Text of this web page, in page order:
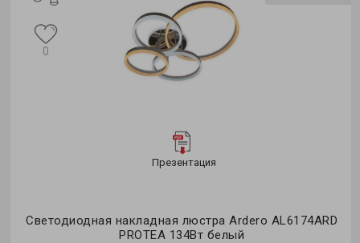
Презентация
Светодиодная накладная люстра Ardero AL6174ARD
PROTEA 134Вт белый
0